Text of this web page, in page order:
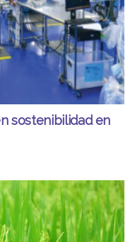
sostenibilidad en